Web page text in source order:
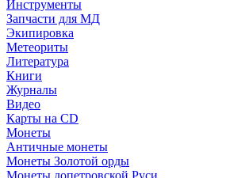
Инструменты
Запчасти для МД
Экипировка
Метеориты
Литература
Книги
Журналы
Видео
Карты на CD
Монеты
Античные монеты
Монеты Золотой орды
Монеты допетровской Руси